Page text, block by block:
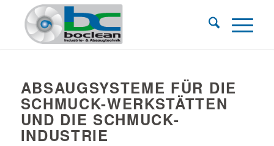
ABSAUGSYSTEME FÜR DIE
SCHMUCK-WERKSTÄTTEN
UND DIE SCHMUCK-
INDUSTRIE